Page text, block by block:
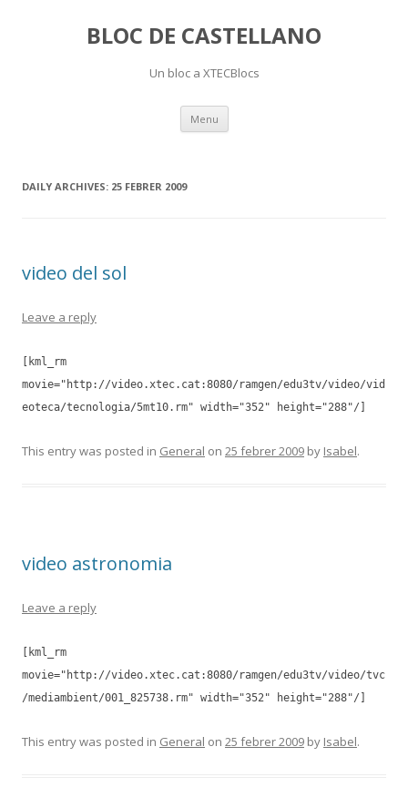
BLOC DE CASTELLANO
Un bloc a XTECBlocs
Menu Skip
content
DAILY ARCHIVES: 25 FEBRER 2009
video del sol
Leave a reply
[kml_rm
movie="http://video.xtec.cat:8080/ramgen/edu3tv/video/vid
eoteca/tecnologia/5mt10.rm" width="352" height="288"/]
This entry was posted in General on 25 febrer 2009 by Isabel.
video astronomia
Leave a reply
[kml_rm
movie="http://video.xtec.cat:8080/ramgen/edu3tv/video/tvc
/mediambient/001_825738.rm" width="352" height="288"/]
This entry was posted in General on 25 febrer 2009 by Isabel.